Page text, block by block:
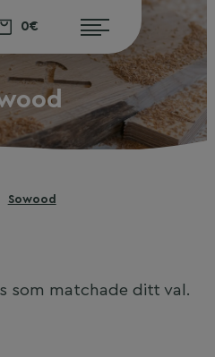
0€
Sowood
som matchade ditt val.